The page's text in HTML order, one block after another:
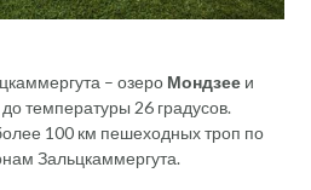
– озеро Мондзее и
температуры 26 градусов.
100 км пешеходных троп по
Зальцкаммергута.